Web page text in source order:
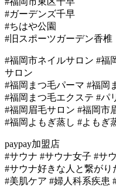
#ガーデンズ千早
#ちはや公園
#旧スポーツガーデン香椎
#福岡市ネイルサロン #福
サロン
#福岡まつ毛パーマ #福岡
#福岡まつ毛エクステ #パ
#福岡眉毛サロン #福岡市
#福岡よもぎ蒸し #よもぎ
paypay加盟店
#サウナ #サウナ女子 #サ
#サウナ好きな人と繋がり
#美肌ケア #婦人科系疾患